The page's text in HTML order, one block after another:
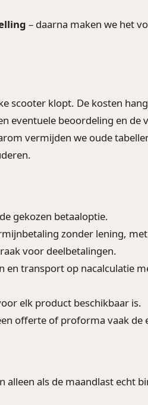
– daarna maken we het
scooter klopt. De kosten
eventuele beoordeling en de
vermijden we oude
gekozen betaaloptie.
zonder lening,
voor deelbetalingen.
en transport op nacalculatie
elk product beschikbaar is.
offerte of proforma vaak de
alleen als de maandlast echt